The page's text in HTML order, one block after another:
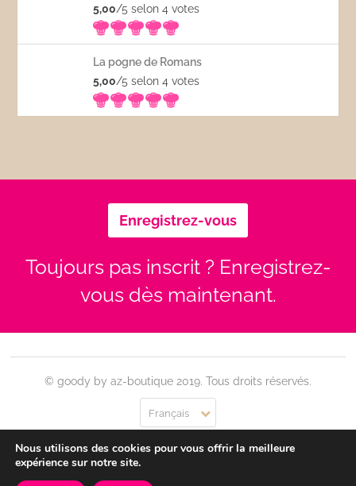
5,00/5 selon 4votes
La pogne de Romans
5,00/5 selon 4votes
Enregistrez-vous
Toujours pas inscrit ? Enregistrez-
vous dès maintenant.
© goody by az-boutique 2019. Tous droits réservés.
Français
Contact Se connecter Confidentialité CGU
Nous utilisons des cookies pour vous offrir la meilleure
expérience sur notre site.